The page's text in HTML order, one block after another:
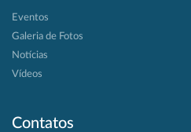
Eventos
Galeria de Fotos
Notícias
Vídeos
Contatos